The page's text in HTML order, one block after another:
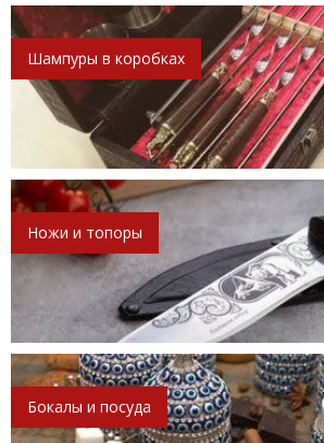
Шампуры в коробках
Ножи и топоры
Бокалы и посуда